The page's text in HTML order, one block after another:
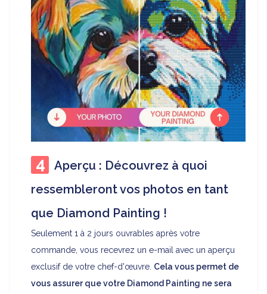
Aperçu : Découvrez à quoi
ressembleront vos photos en tant
que Diamond Painting !
Seulement 1 à 2 jours ouvrables après votre
commande, vous recevrez un e-mail avec un aperçu
exclusif de votre chef-d'œuvre. Cela vous permet de
vous assurer que votre Diamond Painting ne sera